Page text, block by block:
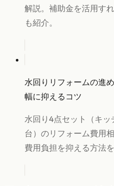
解説。補助金を活用す
も紹介。
水回りリフォームの進
幅に抑えるコツ
水回り4点セット（キ
台）のリフォーム費用
費用負担を抑える方法を